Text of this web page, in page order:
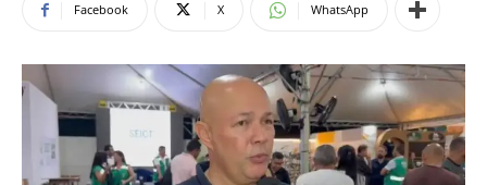
Facebook X WhatsApp